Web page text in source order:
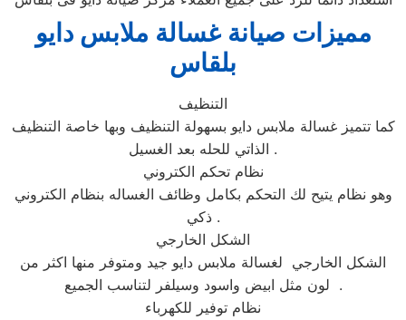
مميزات صيانة غسالة ملابس دايو
بلقاس
التنظيف
كما تتميز غسالة ملابس دايو بسهولة التنظيف وبها خاصة التنظيف
الذاتي للحله بعد الغسيل .
نظام تحكم الكتروني
وهو نظام يتيح لك التحكم بكامل وظائف الغساله بنظام الكتروني
ذكي .
الشكل الخارجي
الشكل الخارجي لغسالة ملابس دايو جيد ومتوفر منها اكثر من
لون مثل ابيض واسود وسيلفر لتناسب الجميع .
نظام توفير للكهرباء